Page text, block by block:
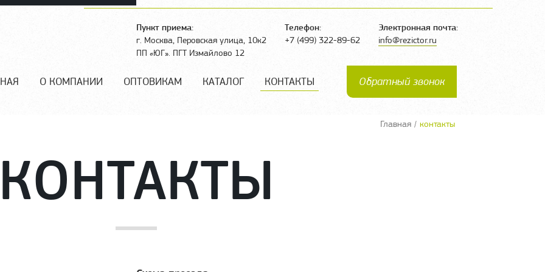
Пункт приема:
г. Москва, Перовская улица, 10к2
ПП «ЮГ». ПГТ Измайлово 12
Телефон:
+7 (499) 322-89-62
Электронная почта:
info@rezictor.ru
О КОМПАНИИ ОПТОВИКАМ КАТАЛОГ КОНТАКТЫ Обратный звонок
Главная / контакты